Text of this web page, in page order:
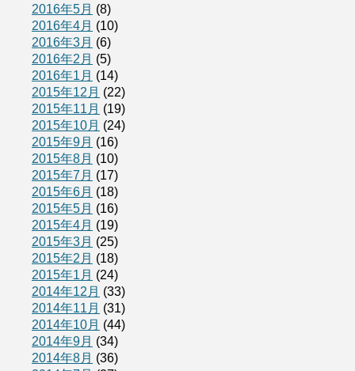
2016年5月 (8)
2016年4月 (10)
2016年3月 (6)
2016年2月 (5)
2016年1月 (14)
2015年12月 (22)
2015年11月 (19)
2015年10月 (24)
2015年9月 (16)
2015年8月 (10)
2015年7月 (17)
2015年6月 (18)
2015年5月 (16)
2015年4月 (19)
2015年3月 (25)
2015年2月 (18)
2015年1月 (24)
2014年12月 (33)
2014年11月 (31)
2014年10月 (44)
2014年9月 (34)
2014年8月 (36)